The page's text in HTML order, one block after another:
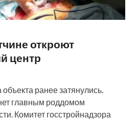
откроют
центр
ранее затянулись.
главным роддомом
Комитет госстройнадзора